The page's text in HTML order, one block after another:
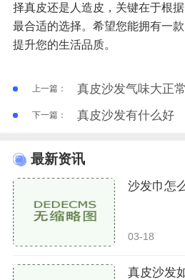
择真皮还是人造皮，关键在于根
最合适的选择。希望您能拥有一
提升您的生活品质。
上一篇： 真皮沙发气味大正
下一篇： 真皮沙发有什么好
最新资讯
沙发巾怎
03-18
真皮沙发